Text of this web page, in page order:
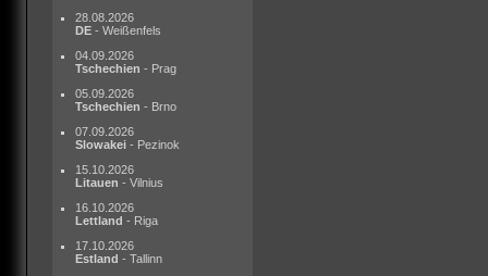
28.08.2026
DE - Weißenfels
04.09.2026
Tschechien - Prag
05.09.2026
Tschechien - Brno
07.09.2026
Slowakei - Pezinok
15.10.2026
Litauen - Vilnius
16.10.2026
Lettland - Riga
17.10.2026
Estland - Tallinn